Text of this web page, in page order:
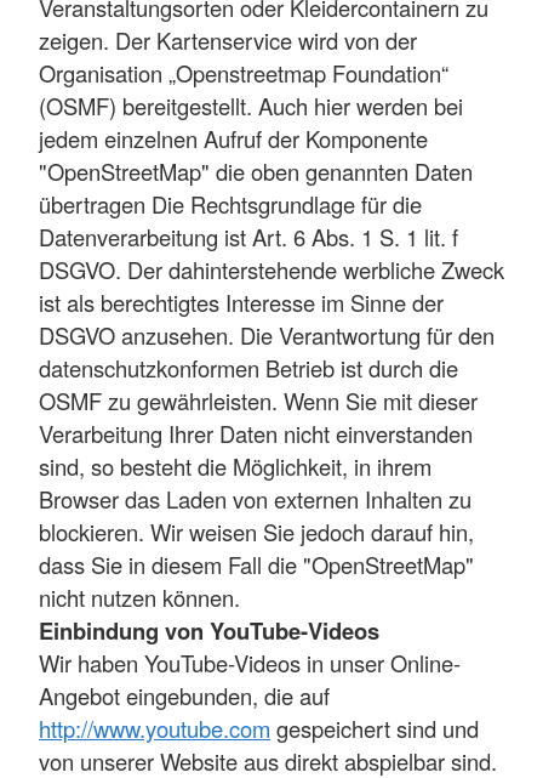
Veranstaltungsorten oder Kleidercontainern zu
zeigen. Der Kartenservice wird von der
Organisation „Openstreetmap Foundation“
(OSMF) bereitgestellt. Auch hier werden bei
jedem einzelnen Aufruf der Komponente
"OpenStreetMap" die oben genannten Daten
übertragen Die Rechtsgrundlage für die
Datenverarbeitung ist Art. 6 Abs. 1 S. 1 lit. f
DSGVO. Der dahinterstehende werbliche Zweck
ist als berechtigtes Interesse im Sinne der
DSGVO anzusehen. Die Verantwortung für den
datenschutzkonformen Betrieb ist durch die
OSMF zu gewährleisten. Wenn Sie mit dieser
Verarbeitung Ihrer Daten nicht einverstanden
sind, so besteht die Möglichkeit, in ihrem
Browser das Laden von externen Inhalten zu
blockieren. Wir weisen Sie jedoch darauf hin,
dass Sie in diesem Fall die "OpenStreetMap"
nicht nutzen können.
Einbindung von YouTube-Videos
Wir haben YouTube-Videos in unser Online-
Angebot eingebunden, die auf
http://www.youtube.com gespeichert sind und
von unserer Website aus direkt abspielbar sind.